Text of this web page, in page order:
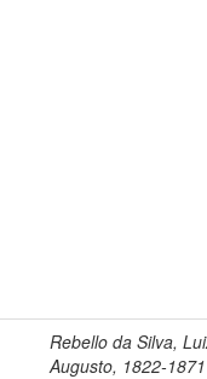
Rebello da Silva,
Augusto, 1822-1871